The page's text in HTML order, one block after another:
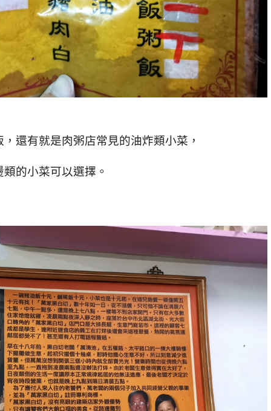
還有就是肉粥店常見的油炸類小菜，
的小菜可以選擇。